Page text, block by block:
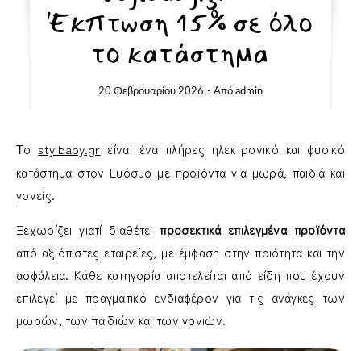
Έκπτωση 15% σε όλο
το κατάστημα
20 Φεβρουαρίου 2026 - Από admin
Τοstylbaby.gr είναι ένα πλήρες ηλεκτρονικό και φυσικό
κατάστημα στον Ευόσμο με προϊόντα για μωρά, παιδιά και
γονείς.
Ξεχωρίζει γιατί διαθέτειπροσεκτικά επιλεγμένα προϊόντα
από αξιόπιστες εταιρείες, με έμφαση στην ποιότητα και την
ασφάλεια. Κάθε κατηγορία αποτελείται από είδη που έχουν
επιλεγεί με πραγματικό ενδιαφέρον για τις ανάγκες των
μωρών, των παιδιών και των γονιών.